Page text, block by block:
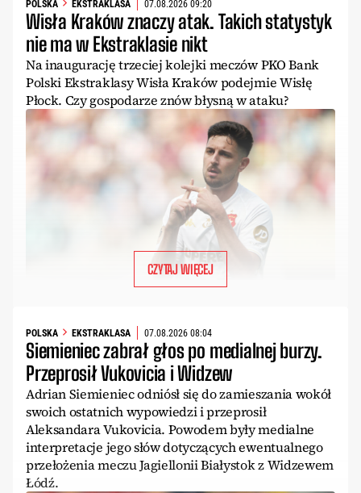
POLSKA EKSTRAKLASA 07.08.2026 09:20
Wisła Kraków znaczy atak. Takich statystyk
nie ma w Ekstraklasie nikt
Na inaugurację trzeciej kolejki meczów PKO Bank
Polski Ekstraklasy Wisła Kraków podejmie Wisłę
Płock. Czy gospodarze znów błysną w ataku?
CZYTAJ WIĘCEJ
POLSKA EKSTRAKLASA 07.08.2026 08:04
Siemieniec zabrał głos po medialnej burzy.
Przeprosił Vukovicia i Widzew
Adrian Siemieniec odniósł się do zamieszania wokół
swoich ostatnich wypowiedzi i przeprosił
Aleksandara Vukovicia. Powodem były medialne
interpretacje jego słów dotyczących ewentualnego
przełożenia meczu Jagiellonii Białystok z Widzewem
Łódź.